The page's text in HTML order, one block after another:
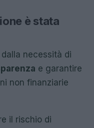
è stata
necessità di
e garantire
non finanziarie
il rischio di